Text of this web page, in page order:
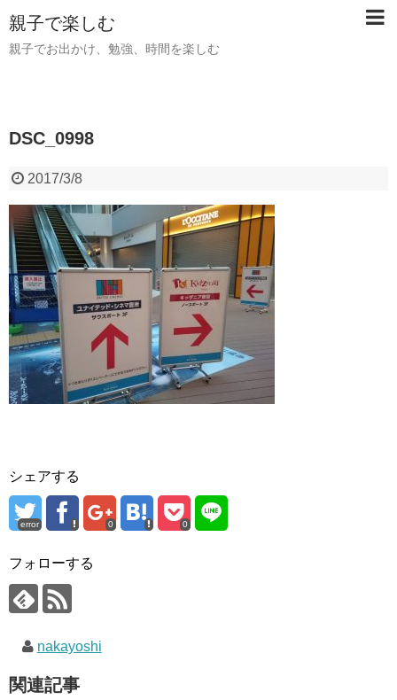
親子で楽しむ
親子でお出かけ、勉強、時間を楽しむ
DSC_0998
2017/3/8
シェアする
error 0 0
フォローする
nakayoshi
関連記事